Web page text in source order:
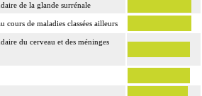
de la glande surrénale
cours de maladies classées ailleurs
du cerveau et des méninges